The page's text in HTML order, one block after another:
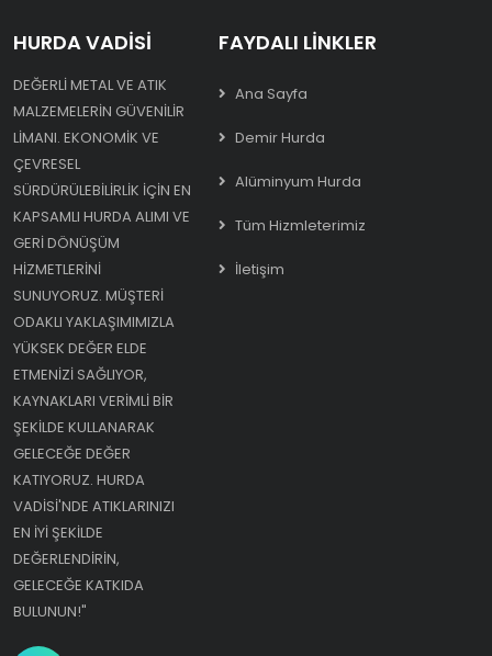
HURDA VADISI
DEĞERLI METAL VE ATIK
MALZEMELERIN GÜVENILIR
LIMANI. EKONOMIK VE
ÇEVRESEL
SÜRDÜRÜLEBILIRLIK IÇIN EN
KAPSAMLI HURDA ALIMI VE
GERI DÖNÜŞÜM
HIZMETLERINI
SUNUYORUZ. MÜŞTERI
ODAKLI YAKLAŞIMIMIZLA
YÜKSEK DEĞER ELDE
ETMENIZI SAĞLIYOR,
KAYNAKLARI VERIMLI BIR
ŞEKILDE KULLANARAK
GELECEĞE DEĞER
KATIYORUZ. HURDA
VADISI'NDE ATIKLARINIZI
EN IYI ŞEKILDE
DEĞERLENDIRIN,
GELECEĞE KATKIDA
BULUNUN!"
FAYDALI LINKLER
Ana Sayfa
Demir Hurda
Alüminyum Hurda
Tüm Hizmleterimiz
İletişim